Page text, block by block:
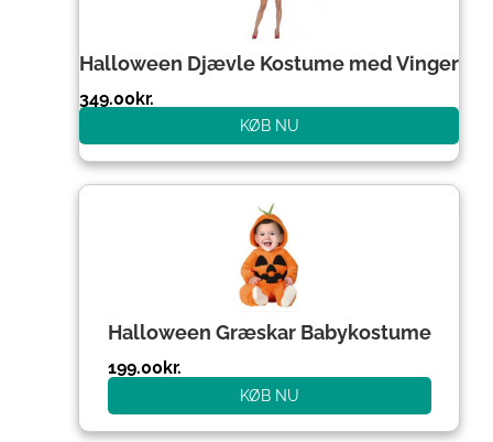
Halloween Djævle Kostume med Vinger
349.00kr.
KØB NU
Halloween Græskar Babykostume
199.00kr.
KØB NU